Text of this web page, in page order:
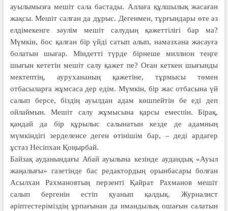
ауылымызға мешіт сала бастады. Аллаға құлшылық жасаған
жақсы. Мешіт салған да дұрыс. Дегенмен, тұрғындары өте аз
елдімекенге зәулім мешіт салудың қажеттілігі бар ма?
Мүмкін, бос қалған бір үйді сатып алып, намазхана жасауға
болатын шығар. Міндетті түрде бірнеше миллион теңге
шығын кететін мешіт салу қажет пе? Оған кеткен шығынды
мектептің, аурухананың қажетіне, тұр­мысы төмен
отбасыларға жұм­саса дер едім. Мүмкін, бір жас отбасына үй
салып берсе, біз­дің ауылдан адам көшпейтін бе еді деп
ойлаймын. Мешіт салу жұмысына қарсы емеспін. Бірақ,
қандай да бір құрылыс салынатын кезде де адамның
мүмкіндігі зерделенсе деген өтінішім бар, – деді ардагер
ұстаз Несіпхан Қоңырбай.
Байзақ ауданындағы Абай ауылына кезінде аудандық «Ауыл
жаңалығы» газетінде бас редактордың орынбасары болған
Асылхан Рахмановтың перзенті Қайрат Рахманов мешіт
салып бергенін естіп қуанып қалдық. Журналист
әріптестеріміздің ұрпағынан да имандылық оша­ғын салатын